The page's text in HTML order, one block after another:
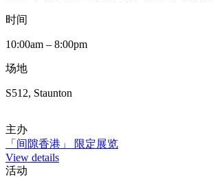
时间
10:00am – 8:00pm
场地
S512, Staunton
主办
「间隙香港」 限定展览
View details
活动